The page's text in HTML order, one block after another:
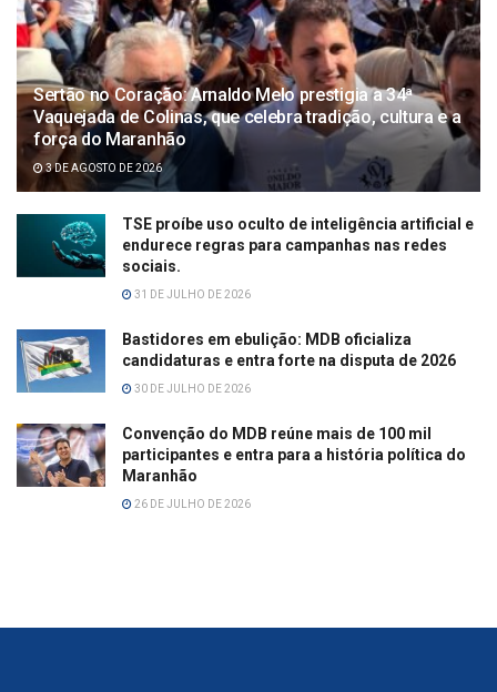
Sertão no Coração: Arnaldo Melo prestigia a 34ª
Vaquejada de Colinas, que celebra tradição, cultura e a
força do Maranhão
3 DE AGOSTO DE 2026
TSE proíbe uso oculto de inteligência artificial e
endurece regras para campanhas nas redes
sociais.
31 DE JULHO DE 2026
Bastidores em ebulição: MDB oficializa
candidaturas e entra forte na disputa de 2026
30 DE JULHO DE 2026
Convenção do MDB reúne mais de 100 mil
participantes e entra para a história política do
Maranhão
26 DE JULHO DE 2026